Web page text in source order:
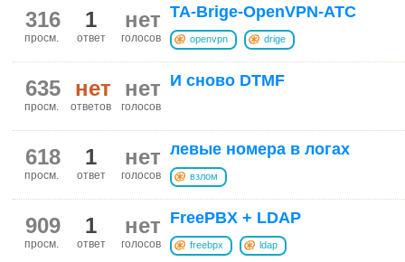
нет
голосов
1
ответ
316
просм.
TA-Brige-OpenVPN-ATC
openvpn drige
нет
голосов
нет
ответов
635
просм.
И сново DTMF
нет
голосов
1
ответ
618
просм.
левые номера в логах
взлом
нет
голосов
1
ответ
909
просм.
FreePBX + LDAP
freebpx ldap